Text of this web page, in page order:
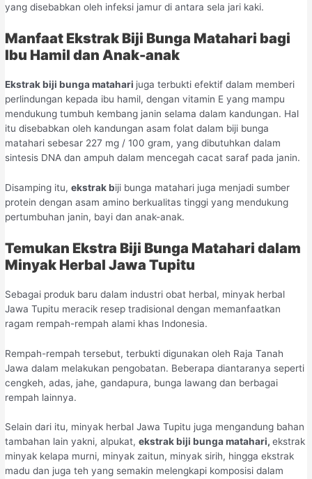
yang disebabkan oleh infeksi jamur di antara sela jari kaki.
Manfaat Ekstrak Biji Bunga Matahari bagi
Ibu Hamil dan Anak-anak
Ekstrak biji bunga matahari juga terbukti efektif dalam memberi
perlindungan kepada ibu hamil, dengan vitamin E yang mampu
mendukung tumbuh kembang janin selama dalam kandungan. Hal
itu disebabkan oleh kandungan asam folat dalam biji bunga
matahari sebesar 227 mg / 100 gram, yang dibutuhkan dalam
sintesis DNA dan ampuh dalam mencegah cacat saraf pada janin.
Disamping itu,ekstrak biji bunga matahari juga menjadi sumber
protein dengan asam amino berkualitas tinggi yang mendukung
pertumbuhan janin, bayi dan anak-anak.
Temukan Ekstra Biji Bunga Matahari dalam
Minyak Herbal Jawa Tupitu
Sebagai produk baru dalam industri obat herbal, minyak herbal
Jawa Tupitu meracik resep tradisional dengan memanfaatkan
ragam rempah-rempah alami khas Indonesia.
Rempah-rempah tersebut, terbukti digunakan oleh Raja Tanah
Jawa dalam melakukan pengobatan. Beberapa diantaranya seperti
cengkeh, adas, jahe, gandapura, bunga lawang dan berbagai
rempah lainnya.
Selain dari itu, minyak herbal Jawa Tupitu juga mengandung bahan
tambahan lain yakni, alpukat,ekstrak biji bunga matahari,ekstrak
minyak kelapa murni, minyak zaitun, minyak sirih, hingga ekstrak
madu dan juga teh yang semakin melengkapi komposisi dalam